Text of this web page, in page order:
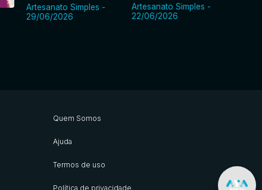
Artesanato Simples -
29/06/2026
Artesanato Simples -
22/06/2026
Quem Somos
Ajuda
Termos de uso
Política de privacidade